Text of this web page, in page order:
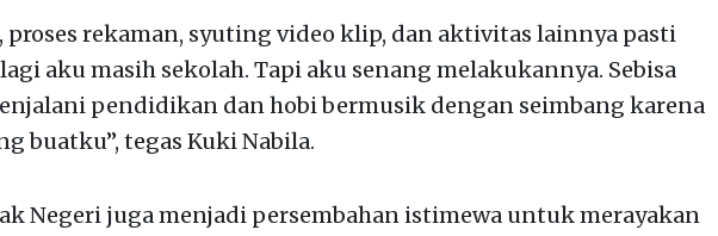
rekaman, syuting video klip, dan aktivitas lainnya pasti
aku masih sekolah. Tapi aku senang melakukannya. Sebisa
pendidikan dan hobi bermusik dengan seimbang karena
buatku”, tegas Kuki Nabila.
Negeri juga menjadi persembahan istimewa untuk merayakan